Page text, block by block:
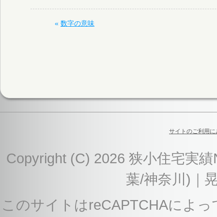
« 数字の意味
サイトのご利用に
Copyright (C) 2026 狭小住宅実
葉/神奈川)｜
このサイトはreCAPTCHAによ